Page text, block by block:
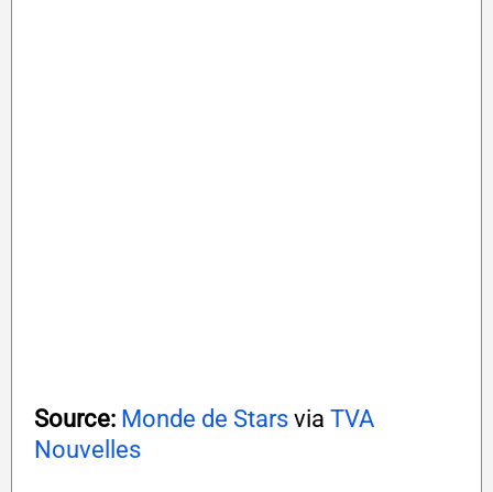
Source: Monde de Stars via TVA
Nouvelles